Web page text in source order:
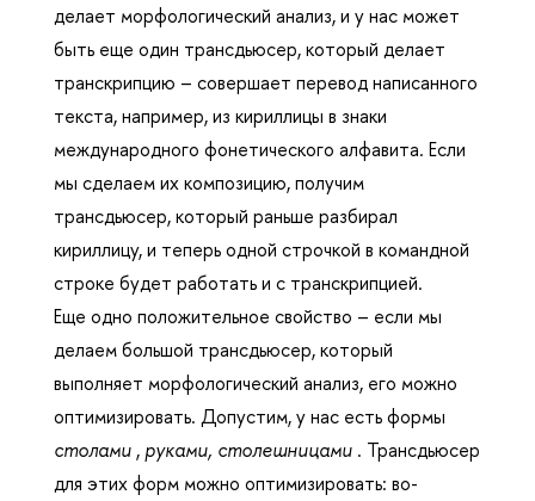
делает морфологический анализ, и у нас может
быть еще один трансдьюсер, который делает
транскрипцию – совершает перевод написанного
текста, например, из кириллицы в знаки
международного фонетического алфавита. Если
мы сделаем их композицию, получим
трансдьюсер, который раньше разбирал
кириллицу, и теперь одной строчкой в командной
строке будет работать и с транскрипцией.
Еще одно положительное свойство – если мы
делаем большой трансдьюсер, который
выполняет морфологический анализ, его можно
оптимизировать. Допустим, у нас есть формы
столами , руками, столешницами . Трансдьюсер
для этих форм можно оптимизировать: во-